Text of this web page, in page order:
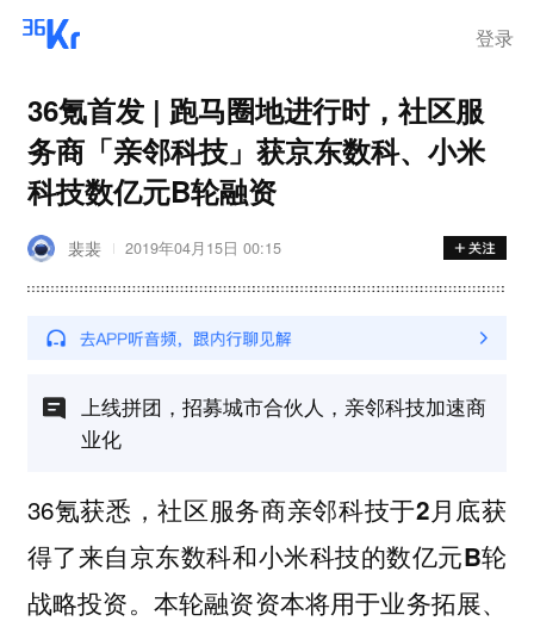
登录
36氪首发 | 跑马圈地进行时，社区服
务商「亲邻科技」获京东数科、小米
科技数亿元B轮融资
裴裴 2019年04月15日 00:15
上线拼团，招募城市合伙人，亲邻科技加速商
业化
36氪获悉，社区服务商亲邻科技于2月底获
得了来自京东数科和小米科技的数亿元B轮
战略投资。 本轮融资资本将用于业务拓展、